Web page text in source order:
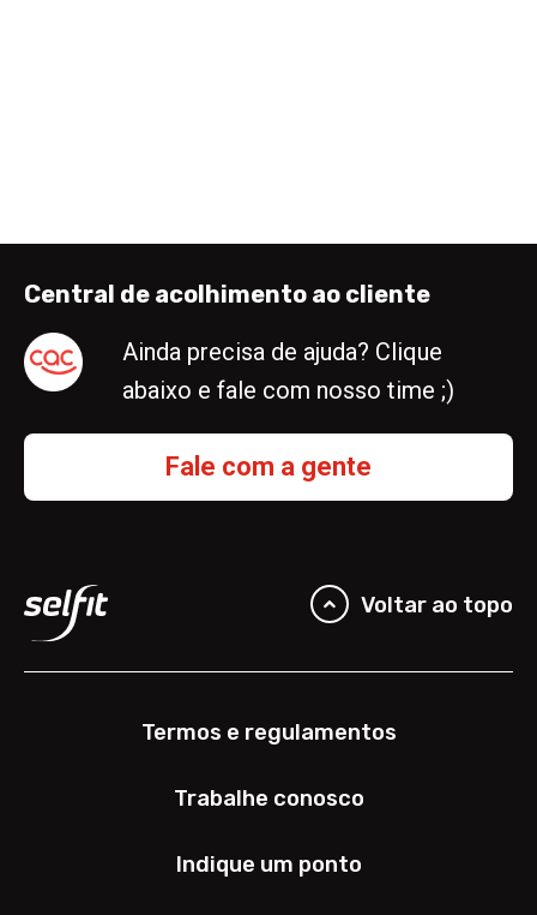
Central de acolhimento ao cliente
Ainda precisa de ajuda? Clique
abaixo e fale com nosso time ;)
Fale com a gente
Voltar ao topo
Termos e regulamentos
Trabalhe conosco
Indique um ponto